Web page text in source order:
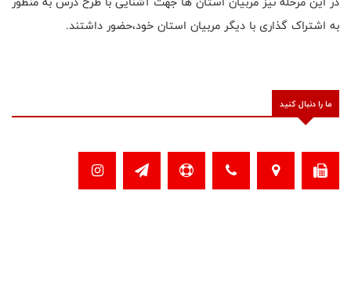
به اشتراک گذاری با دیگر مربیان استان خود،حضور داشتند.
ما را دنبال کنید